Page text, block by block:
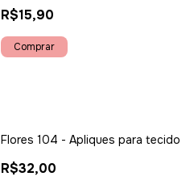
R$15,90
Flores 104 - Apliques para tecido
R$32,00